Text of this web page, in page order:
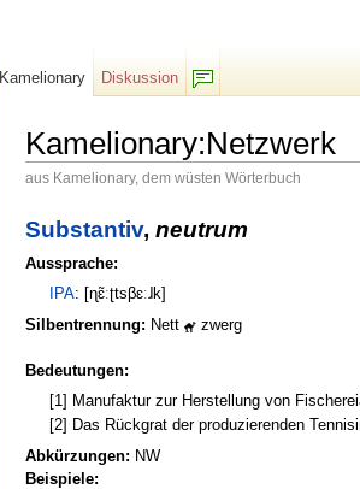
Kamelionary:Netzwerk
aus Kamelionary, dem wüsten Wörterbuch
Substantiv, neutrum
Aussprache:
IPA: [ɳɛ̃ːʈtsβɛːɺk]
Silbentrennung: Nett zwerg
Bedeutungen:
[1] Manufaktur zur Herstellung von
[2] Das Rückgrat der produzierenden
Abkürzungen: NW
Beispiele:
Kamelionary
Diskussion